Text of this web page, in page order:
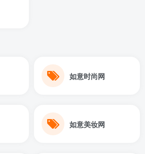
如意时尚网
如意美妆网